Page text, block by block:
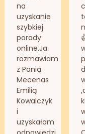
na
uzyskanie
szybkiej
porady
online.Ja
rozmawiam
z Panią
Mecenas
Emilią
Kowalczyk
i
uzyskałam